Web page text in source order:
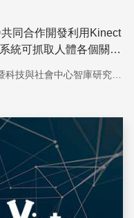
同合作開發利用Kinect
統可抓取人體各個關節
行復健。
儲存